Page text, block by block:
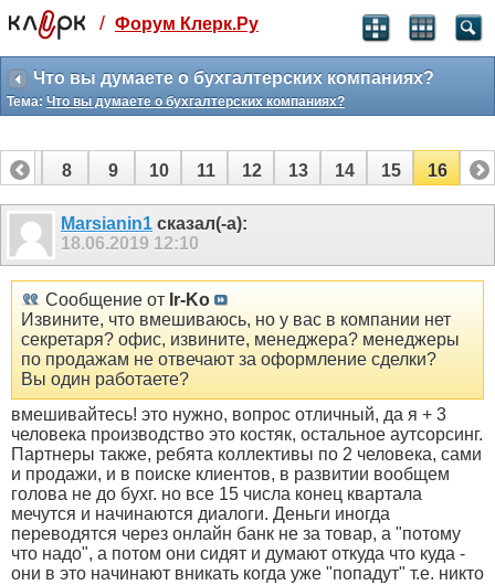
Святые угодники, Клерк без рекламы
прекрасен:)
месяц
3 месяца
259 ₽
-10%
полгода
499 ₽
-15%
/ Форум Клерк.Ру
Что вы думаете о бухгалтерских компаниях?
Тема: Что вы думаете о бухгалтерских компаниях?
7 8 9 10 11 12 13 14 15 16
Marsianin1 сказал(-а):
18.06.2019 12:10
Сообщение от Ir-Ko
Извините, что вмешиваюсь, но у вас в компании нет
секретаря? офис, извините, менеджера? менеджеры
по продажам не отвечают за оформление сделки?
Вы один работаете?
вмешивайтесь! это нужно, вопрос отличный, да я + 3
человека производство это костяк, остальное аутсорсинг.
Партнеры также, ребята коллективы по 2 человека, сами
и продажи, и в поиске клиентов, в развитии вообщем
голова не до бухг. но все 15 числа конец квартала
мечутся и начинаются диалоги. Деньги иногда
переводятся через онлайн банк не за товар, а "потому
что надо", а потом они сидят и думают откуда что куда -
они в это начинают вникать когда уже "попадут" т.е. никто